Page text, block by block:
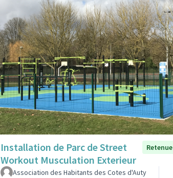
Installation de Parc de Street
Workout Musculation Exterieur
Retenue
Association des Habitants des Cotes d'Auty